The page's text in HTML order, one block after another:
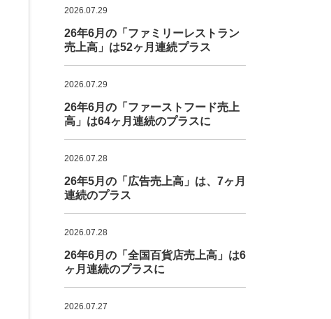
2026.07.29
26年6月の「ファミリーレストラン
売上高」は52ヶ月連続プラス
2026.07.29
26年6月の「ファーストフード売上
高」は64ヶ月連続のプラスに
2026.07.28
26年5月の「広告売上高」は、7ヶ月
連続のプラス
2026.07.28
26年6月の「全国百貨店売上高」は6
ヶ月連続のプラスに
2026.07.27